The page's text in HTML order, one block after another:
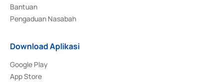
Bantuan
Pengaduan Nasabah
Download Aplikasi
Google Play
App Store